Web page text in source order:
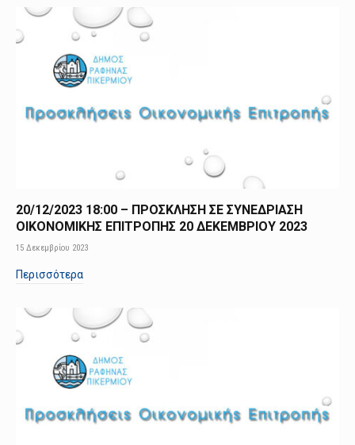
20/12/2023 18:00 – ΠΡΟΣΚΛΗΣΗ ΣΕ ΣΥΝΕΔΡΙΑΣΗ
ΟΙΚΟΝΟΜΙΚΗΣ ΕΠΙΤΡΟΠΗΣ 20 ΔΕΚΕΜΒΡΙΟΥ 2023
15 Δεκεμβρίου 2023
Περισσότερα